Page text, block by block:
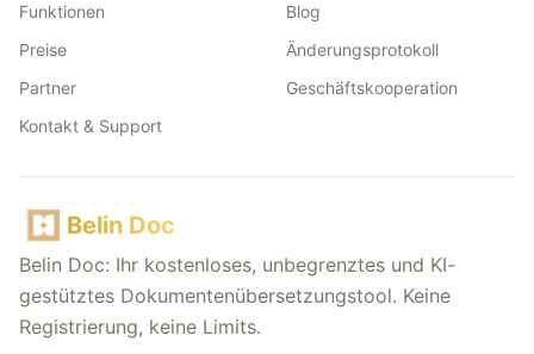
Funktionen
Preise
Partner
Kontakt & Support
Blog
Änderungsprotokoll
Geschäftskooperation
Belin Doc
Belin Doc: Ihr kostenloses, unbegrenztes und KI-
gestütztes Dokumentenübersetzungstool. Keine
Registrierung, keine Limits.